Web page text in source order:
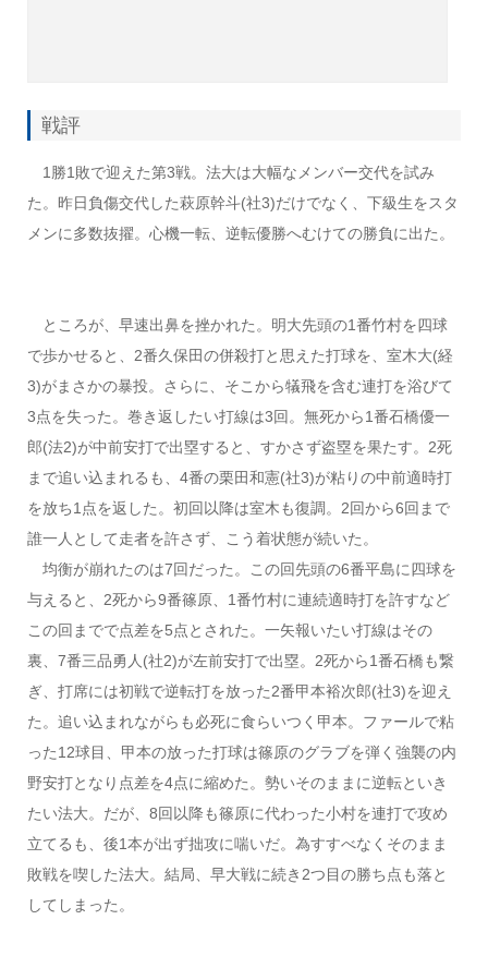
戦評
1勝1敗で迎えた第3戦。法大は大幅なメンバー交代を試み
た。昨日負傷交代した萩原幹斗(社3)だけでなく、下級生をスタ
メンに多数抜擢。心機一転、逆転優勝へむけての勝負に出た。
ところが、早速出鼻を挫かれた。明大先頭の1番竹村を四球
で歩かせると、2番久保田の併殺打と思えた打球を、室木大(経
3)がまさかの暴投。さらに、そこから犠飛を含む連打を浴びて
3点を失った。巻き返したい打線は3回。無死から1番石橋優一
郎(法2)が中前安打で出塁すると、すかさず盗塁を果たす。2死
まで追い込まれるも、4番の栗田和憲(社3)が粘りの中前適時打
を放ち1点を返した。初回以降は室木も復調。2回から6回まで
誰一人として走者を許さず、こう着状態が続いた。
均衡が崩れたのは7回だった。この回先頭の6番平島に四球を
与えると、2死から9番篠原、1番竹村に連続適時打を許すなど
この回までで点差を5点とされた。一矢報いたい打線はその
裏、7番三品勇人(社2)が左前安打で出塁。2死から1番石橋も繋
ぎ、打席には初戦で逆転打を放った2番甲本裕次郎(社3)を迎え
た。追い込まれながらも必死に食らいつく甲本。ファールで粘
った12球目、甲本の放った打球は篠原のグラブを弾く強襲の内
野安打となり点差を4点に縮めた。勢いそのままに逆転といき
たい法大。だが、8回以降も篠原に代わった小村を連打で攻め
立てるも、後1本が出ず拙攻に喘いだ。為すすべなくそのまま
敗戦を喫した法大。結局、早大戦に続き2つ目の勝ち点も落と
してしまった。